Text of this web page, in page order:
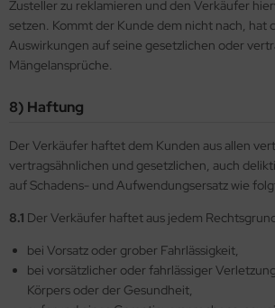
Zusteller zu reklamieren und den Verkäufer
setzen. Kommt der Kunde dem nicht nach, hat
Auswirkungen auf seine gesetzlichen oder
Mängelansprüche.
8) Haftung
Der Verkäufer haftet dem Kunden aus allen
vertragsähnlichen und gesetzlichen, auch
auf Schadens- und Aufwendungsersatz wie
8.1 Der Verkäufer haftet aus jedem
bei Vorsatz oder grober Fahrlässigkeit,
bei vorsätzlicher oder fahrlässiger
Körpers oder der Gesundheit,